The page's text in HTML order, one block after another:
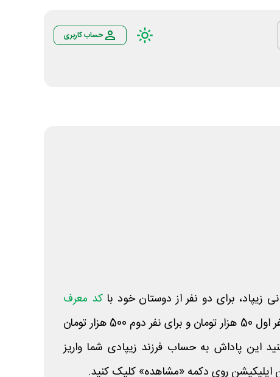
حساب کاربری
زیپاد، برای دو نفر از دوستان خود باکد معرف
دعوت کنید و به ازای نفر اول 50 هزار تومان و برای نفر دوم 500 هزار تومان
این پاداش به حساب فرزند زیپادی شما واریز
روی دکمه «مشاهده» کلیک کنید.